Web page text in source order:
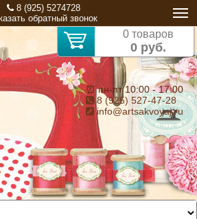
8 (925) 5274728
обратный звонок
0 товаров
0 руб.
⏰ пн-пт 10:00 - 17:00
8 (925) 527-47-28
info@artsakvoyaj.ru